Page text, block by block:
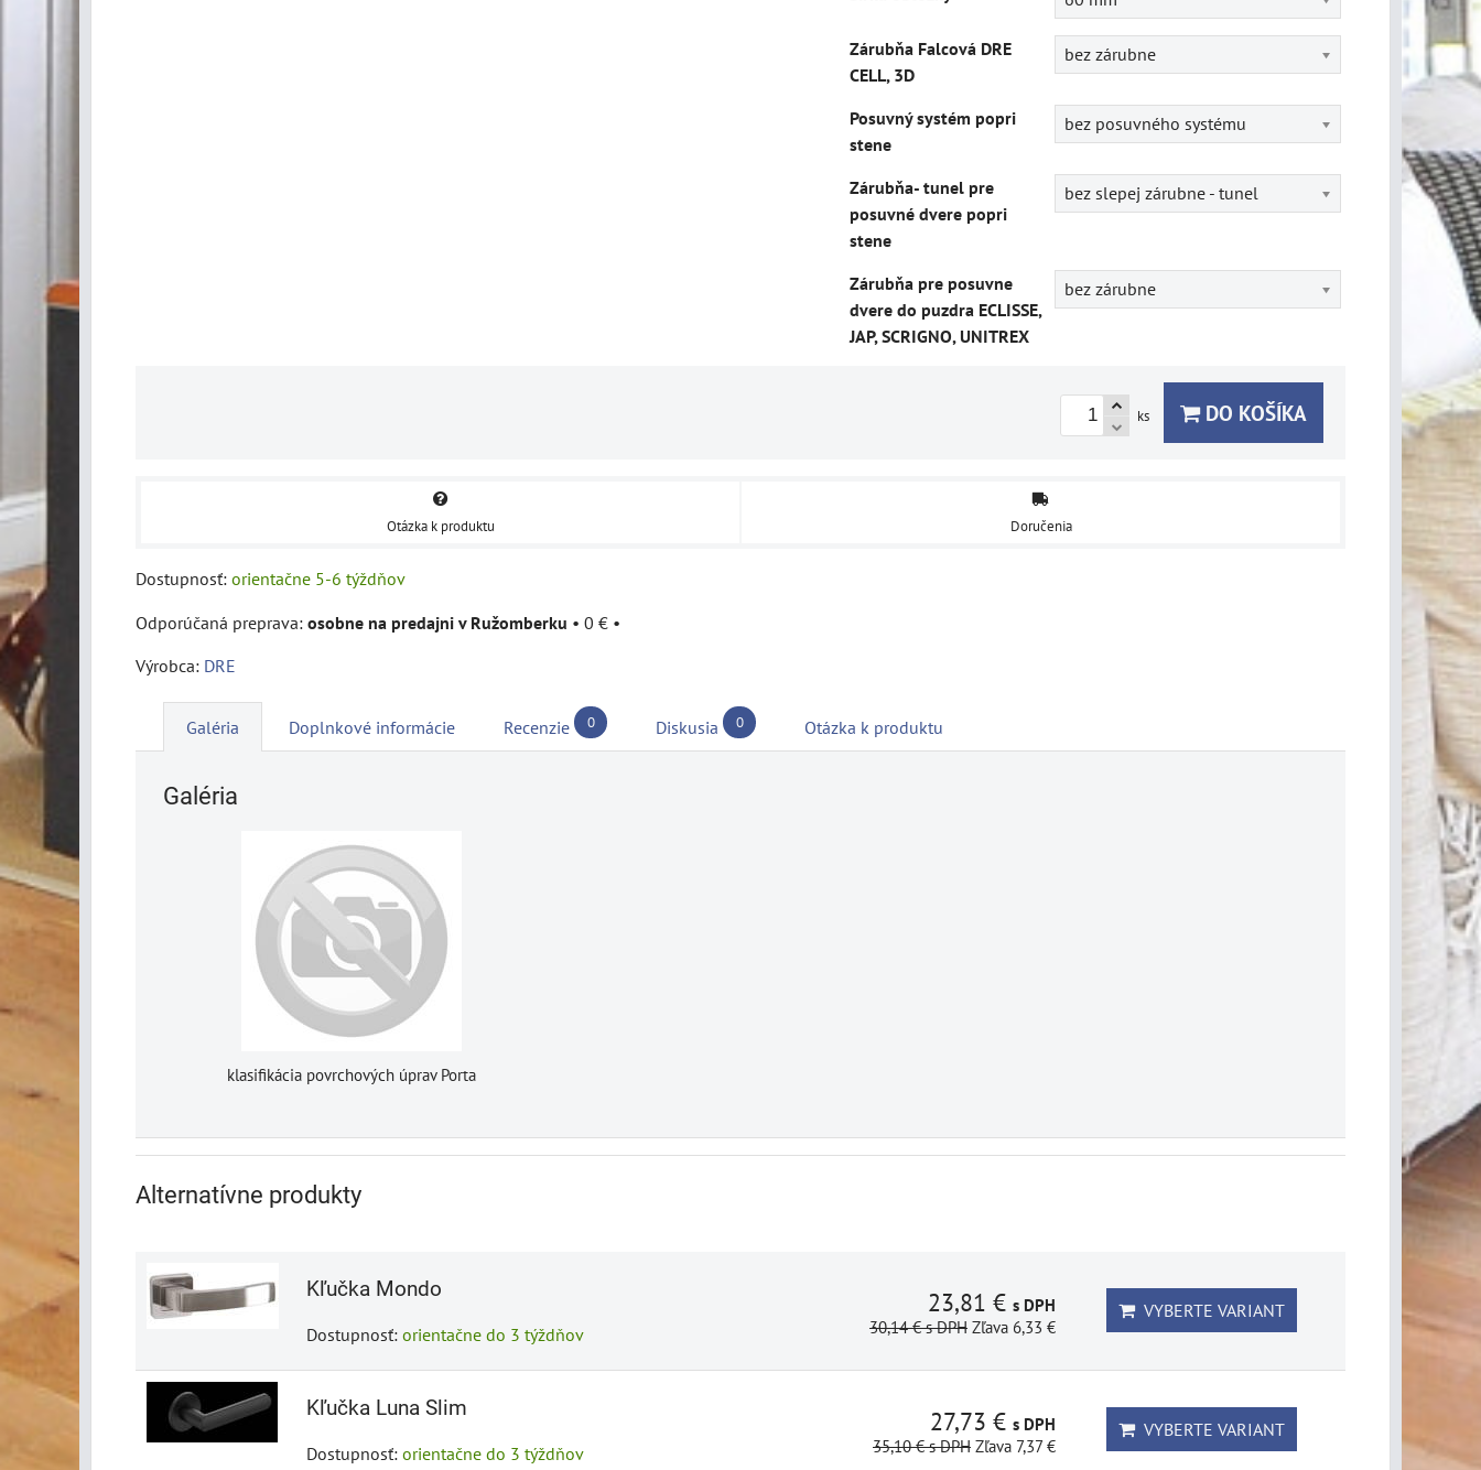
Zárubňa Falcová DRE
CELL, 3D
bez zárubne
Posuvný systém popri
stene
bez posuvného systému
Zárubňa- tunel pre
posuvné dvere popri
stene
bez slepej zárubne - tunel
Zárubňa pre posuvne
dvere do puzdra ECLISSE,
JAP, SCRIGNO, UNITREX
bez zárubne
ks DO KOŠÍKA
Otázka k produktu Doručenia
Dostupnosť: orientačne 5-6 týždňov
osobne na predajni v Ružomberku • 0 € •
Výrobca: DRE
Galéria Doplnkové informácie Recenzie 0 Diskusia 0 Otázka k produktu
Galéria
klasifikácia povrchových úprav Porta
Alternatívne produkty
Kľučka Mondo
Dostupnosť: orientačne do 3 týždňov
23,81 € s DPH
30,14 €s DPH Zľava 6,33 €
VYBERTE VARIANT
Kľučka Luna Slim
Dostupnosť: orientačne do 3 týždňov
27,73 € s DPH
35,10 €s DPH Zľava 7,37 €
VYBERTE VARIANT